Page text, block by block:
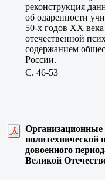
реконструкция
об одаренности
50-х годов XX
отечественной
содержанием
России.
C. 46-53
Организационные
политехнической
довоенного
Великой